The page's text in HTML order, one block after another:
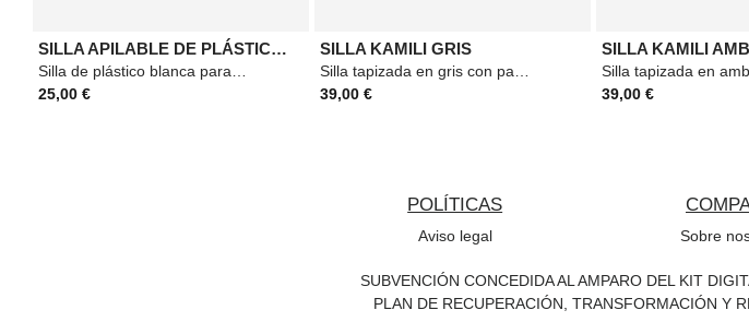
SILLA APILABLE DE PLÁSTICO BLANCA
25,00 €
SILLA KAMILI GRIS
39,00 €
SILLA KAMILI
39,00 €
POLÍTICAS
Aviso legal Sobre
SUBVENCIÓN CONCEDIDA AL AMPARO DEL KIT
PLAN DE RECUPERACIÓN, TRANSFORMACIÓN Y